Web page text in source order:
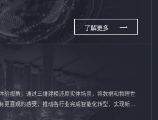
了解更多
验视角，通过三维建模还原实体场景，将数据和物理世
直观的感受，推动各行业完成智能化转型，实现新旧